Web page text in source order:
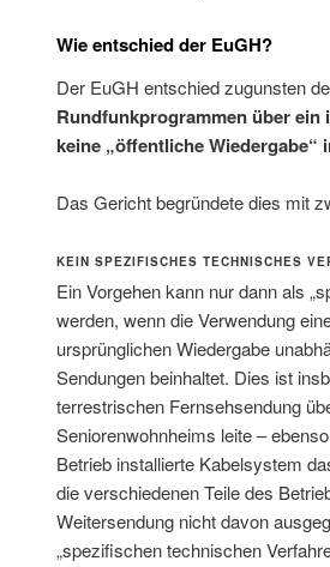
Wie entschied der EuGH?
Der EuGH entschied zugunsten
Rundfunkprogrammen über
keine „öffentliche Wiedergabe“
Das Gericht begründete dies mit
KEIN SPEZIFISCHES TECHNISCHES
Ein Vorgehen kann nur dann als
werden, wenn die Verwendung
ursprünglichen Wiedergabe
Sendungen beinhaltet. Dies ist
terrestrischen Fernsehsendung
Seniorenwohnheims leite –
Betrieb installierte Kabelsystem
die verschiedenen Teile des
Weitersendung nicht davon
„spezifischen technischen